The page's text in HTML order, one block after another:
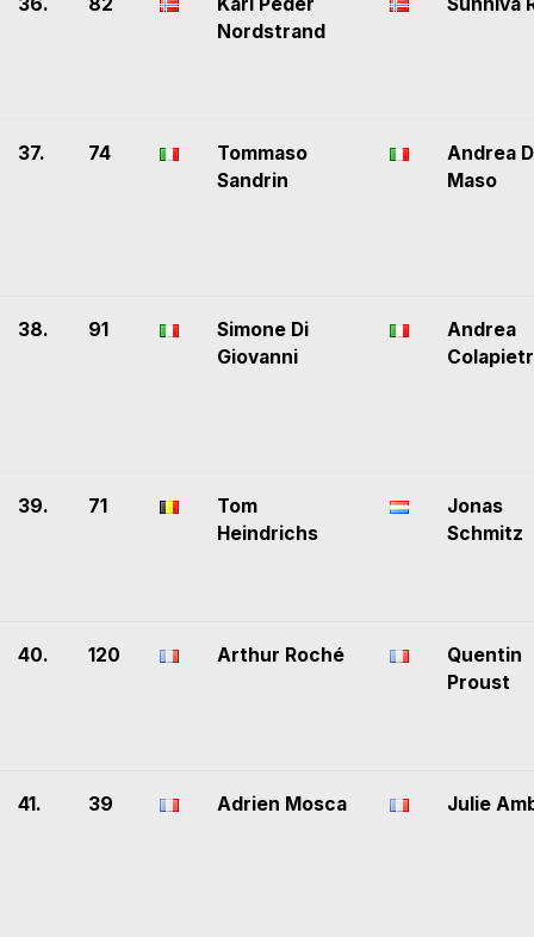
Nordstrand
37. 74
Tommaso
Sandrin
Andrea
Maso
38. 91
Simone Di
Giovanni
Andrea
39. 71
Tom
Heindrichs
Jonas
Schmitz
40. 120 Arthur Roché
Quentin
Proust
41. 39 Adrien Mosca Julie